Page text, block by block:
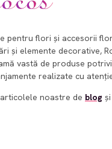
pentru flori și accesorii
și elemente decorative,
vastă de produse
realizate cu
noastre de blog